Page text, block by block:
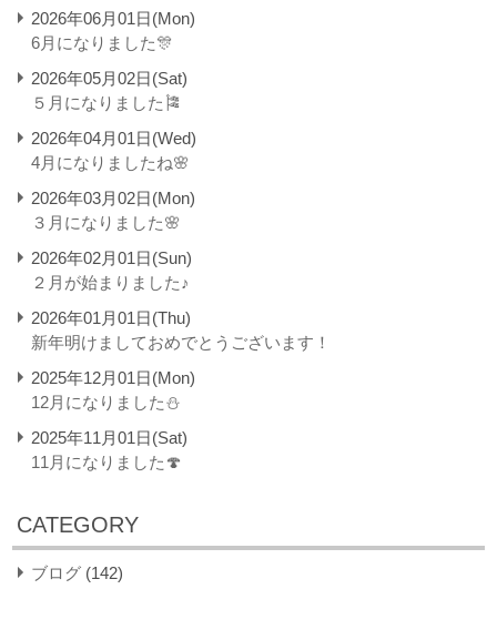
2026年06月01日(Mon)
6月になりました🎊
2026年05月02日(Sat)
５月になりました🎏
2026年04月01日(Wed)
4月になりましたね🌸
2026年03月02日(Mon)
３月になりました🌸
2026年02月01日(Sun)
２月が始まりました♪
2026年01月01日(Thu)
新年明けましておめでとうございます！
2025年12月01日(Mon)
12月になりました⛄
2025年11月01日(Sat)
11月になりました🍄
CATEGORY
ブログ (142)